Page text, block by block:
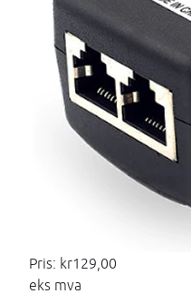
Pris: kr129,00
eks mva